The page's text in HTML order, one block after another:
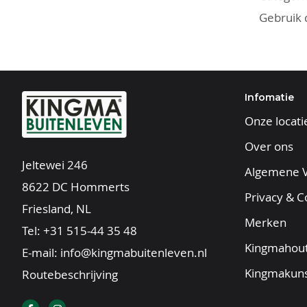
Gebruik
Jeltewei 246
8622 DC Hommerts
Friesland, NL
Tel: +31 515-44 35 48
E-mail: info@kingmabuitenleven.nl
Routebeschrijving
Infomatie
Onze
Over ons
Algemene
Privacy &
Merken